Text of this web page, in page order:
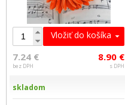
Vložiť do košíka
7.24 €
bez DPH
8.90 €
s DPH
skladom